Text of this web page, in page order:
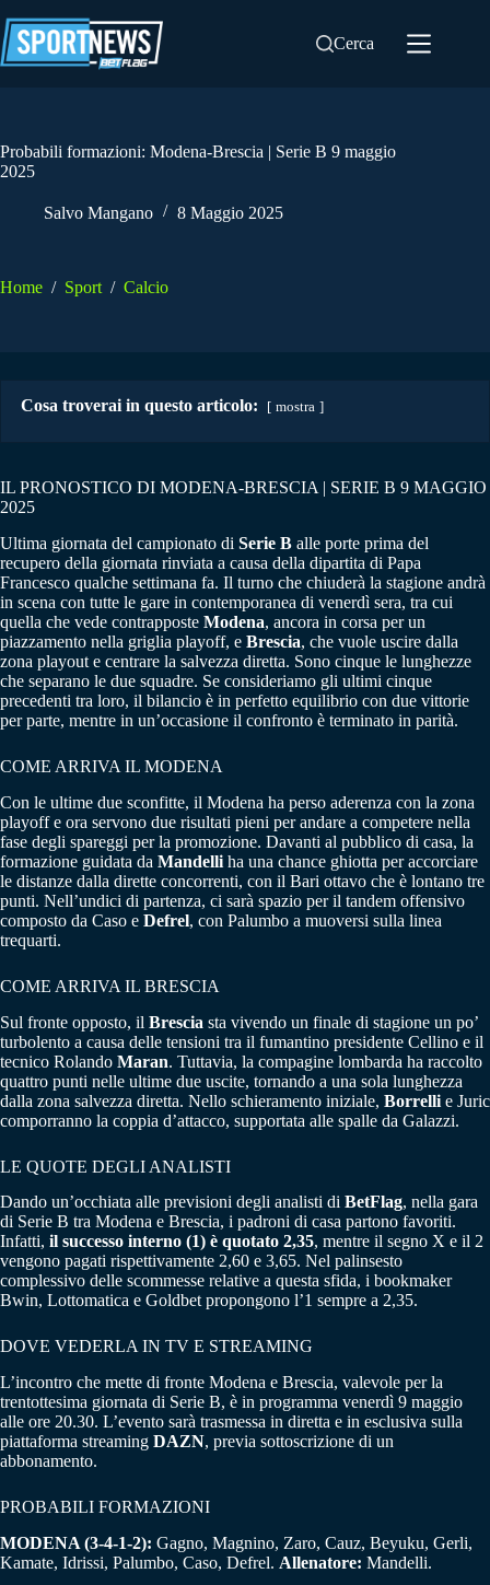
al
contenuto
Cerca
Probabili formazioni: Modena-Brescia | Serie B 9 maggio
2025
Salvo Mangano 8 Maggio 2025
Home / Sport / Calcio
Cosa troverai in questo articolo: mostra
IL PRONOSTICO DI MODENA-BRESCIA | SERIE B 9 MAGGIO
2025
Ultima giornata del campionato di Serie B alle porte prima del
recupero della giornata rinviata a causa della dipartita di Papa
Francesco qualche settimana fa. Il turno che chiuderà la stagione andrà
in scena con tutte le gare in contemporanea di venerdì sera, tra cui
quella che vede contrapposte Modena, ancora in corsa per un
piazzamento nella griglia playoff, e Brescia, che vuole uscire dalla
zona playout e centrare la salvezza diretta. Sono cinque le lunghezze
che separano le due squadre. Se consideriamo gli ultimi cinque
precedenti tra loro, il bilancio è in perfetto equilibrio con due vittorie
per parte, mentre in un’occasione il confronto è terminato in parità.
COME ARRIVA IL MODENA
Con le ultime due sconfitte, il Modena ha perso aderenza con la zona
playoff e ora servono due risultati pieni per andare a competere nella
fase degli spareggi per la promozione. Davanti al pubblico di casa, la
formazione guidata da Mandelli ha una chance ghiotta per accorciare
le distanze dalla dirette concorrenti, con il Bari ottavo che è lontano tre
punti. Nell’undici di partenza, ci sarà spazio per il tandem offensivo
composto da Caso e Defrel, con Palumbo a muoversi sulla linea
trequarti.
COME ARRIVA IL BRESCIA
Sul fronte opposto, il Brescia sta vivendo un finale di stagione un po’
turbolento a causa delle tensioni tra il fumantino presidente Cellino e il
tecnico Rolando Maran. Tuttavia, la compagine lombarda ha raccolto
quattro punti nelle ultime due uscite, tornando a una sola lunghezza
dalla zona salvezza diretta. Nello schieramento iniziale, Borrelli e Juric
comporranno la coppia d’attacco, supportata alle spalle da Galazzi.
LE QUOTE DEGLI ANALISTI
Dando un’occhiata alle previsioni degli analisti di BetFlag, nella gara
di Serie B tra Modena e Brescia, i padroni di casa partono favoriti.
Infatti, il successo interno (1) è quotato 2,35, mentre il segno X e il 2
vengono pagati rispettivamente 2,60 e 3,65. Nel palinsesto
complessivo delle scommesse relative a questa sfida, i bookmaker
Bwin, Lottomatica e Goldbet propongono l’1 sempre a 2,35.
DOVE VEDERLA IN TV E STREAMING
L’incontro che mette di fronte Modena e Brescia, valevole per la
trentottesima giornata di Serie B, è in programma venerdì 9 maggio
alle ore 20.30. L’evento sarà trasmessa in diretta e in esclusiva sulla
piattaforma streaming DAZN, previa sottoscrizione di un
abbonamento.
PROBABILI FORMAZIONI
MODENA (3-4-1-2): Gagno, Magnino, Zaro, Cauz, Beyuku, Gerli,
Kamate, Idrissi, Palumbo, Caso, Defrel. Allenatore: Mandelli.